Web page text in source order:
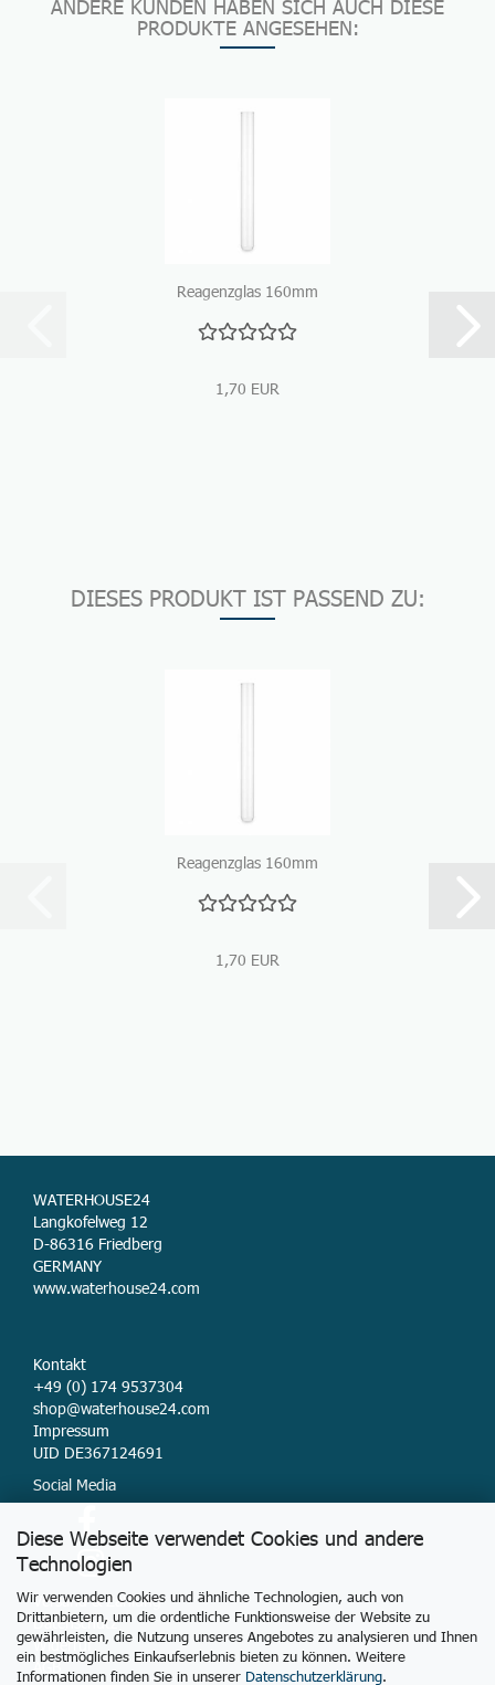
Diese Webseite verwendet Cookies und andere
Technologien
Wir verwenden Cookies und ähnliche Technologien, auch von
Drittanbietern, um die ordentliche Funktionsweise der Website zu
gewährleisten, die Nutzung unseres Angebotes zu analysieren und Ihnen
ein bestmögliches Einkaufserlebnis bieten zu können. Weitere
Informationen finden Sie in unserer Datenschutzerklärung.
ANDERE KUNDEN HABEN SICH AUCH DIESE
PRODUKTE ANGESEHEN:
Reagenzglas 160mm
1,70 EUR
DIESES PRODUKT IST PASSEND ZU:
Reagenzglas 160mm
1,70 EUR
WATERHOUSE24
Langkofelweg 12
D-86316 Friedberg
GERMANY
www.waterhouse24.com
Kontakt
+49 (0) 174 9537304
shop@waterhouse24.com
Impressum
UID DE367124691
Social Media
Versand & Zahlung
Datenschutz
Widerruf
AGB